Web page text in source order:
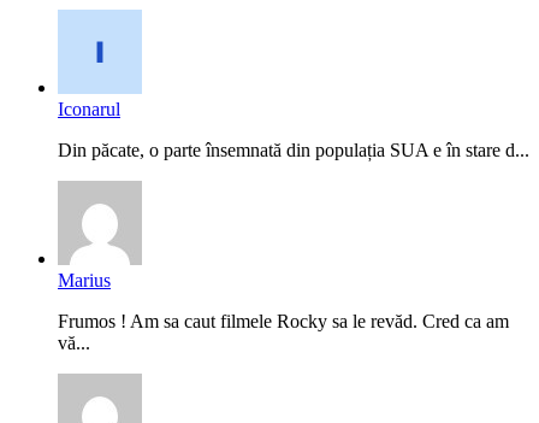
Iconarul
Din păcate, o parte însemnată din populația SUA e în stare d...
Marius
Frumos ! Am sa caut filmele Rocky sa le revăd. Cred ca am
vă...